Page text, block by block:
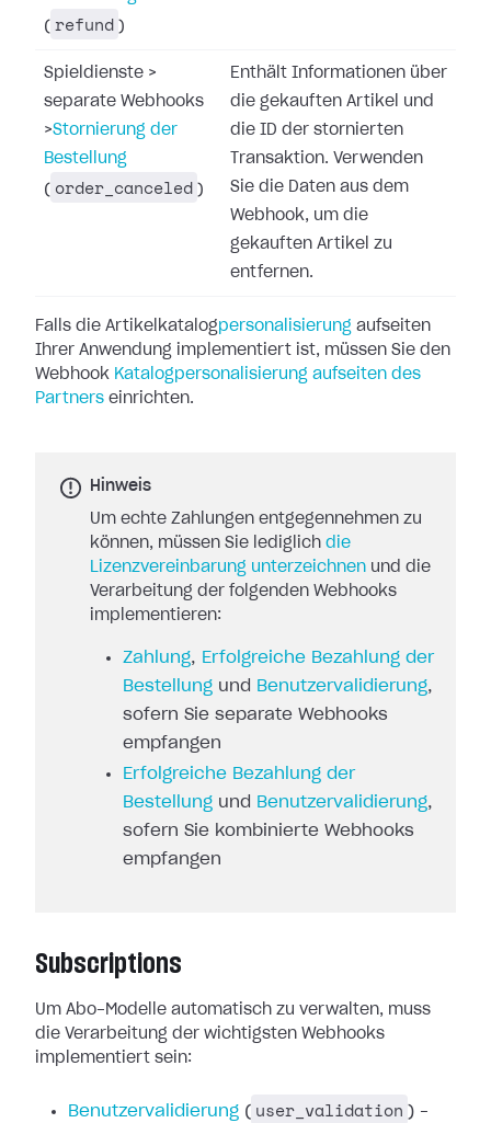
( refund )
Spieldienste >
separate Webhooks
>Stornierung der
Bestellung
( order_canceled )
Enthält Informationen über
die gekauften Artikel und
die ID der stornierten
Transaktion. Verwenden
Sie die Daten aus dem
Webhook, um die
gekauften Artikel zu
entfernen.
Falls die Artikelkatalog personalisierung aufseiten
Ihrer Anwendung
implementiert ist, müssen Sie den
Webhook Katalogpersonalisierung aufseiten des
Partners einrichten.
Hinweis
Um echte Zahlungen entgegennehmen zu
können, müssen Sie lediglich die
Lizenzvereinbarung unterzeichnen und die
Verarbeitung der folgenden Webhooks
implementieren:
Zahlung, Erfolgreiche Bezahlung der
Bestellung und Benutzervalidierung,
sofern Sie separate Webhooks
empfangen
Erfolgreiche Bezahlung der
Bestellung und Benutzervalidierung,
sofern Sie kombinierte Webhooks
empfangen
Subscriptions
Um Abo-Modelle automatisch zu verwalten, muss
die Verarbeitung der wichtigsten Webhooks
implementiert sein:
Benutzervalidierung ( user_validation ) –